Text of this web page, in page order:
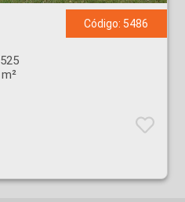
Código: 5486
525
m²